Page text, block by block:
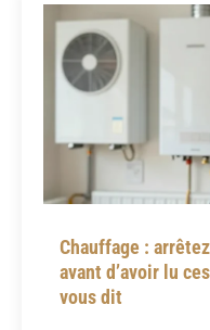
Chauffage :
avant d’avoir lu
vous dit